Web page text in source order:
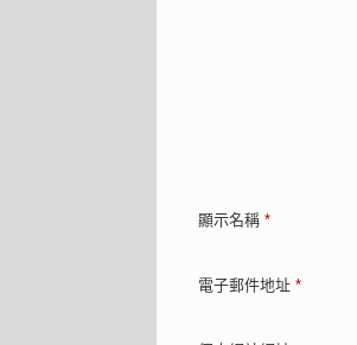
顯示名稱 *
電子郵件地址 *